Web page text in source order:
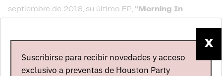
septiembre de 2018, su último EP, “Morning In
X
Suscribirse para recibir novedades y acceso
exclusivo a preventas de Houston Party